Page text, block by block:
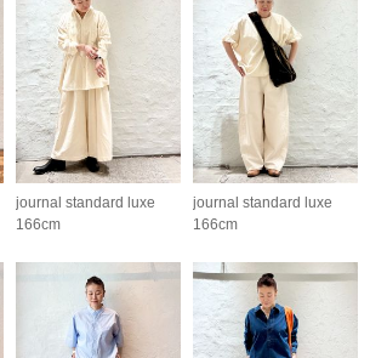
journal standard luxe
166cm
journal standard luxe
166cm